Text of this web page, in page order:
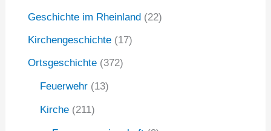
Geschichte im Rheinland (22)
Kirchengeschichte (17)
Ortsgeschichte (372)
Feuerwehr (13)
Kirche (211)